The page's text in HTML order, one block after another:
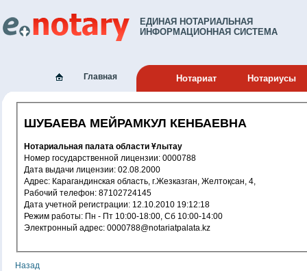
ЕДИНАЯ НОТАРИАЛЬНАЯ
ИНФОРМАЦИОННАЯ СИСТЕМА
Главная Нотариат Нотариусы
ШУБАЕВА МЕЙРАМКУЛ КЕНБАЕВНА
Нотариальная палата области Ұлытау
Номер государственной лицензии: 0000788
Дата выдачи лицензии: 02.08.2000
Адрес: Карагандинская область, г.Жезказган, Желтоқсан, 4,
Рабочий телефон: 87102724145
Дата учетной регистрации: 12.10.2010 19:12:18
Режим работы: Пн - Пт 10:00-18:00, Сб 10:00-14:00
Электронный адрес: 0000788@notariatpalata.kz
Назад